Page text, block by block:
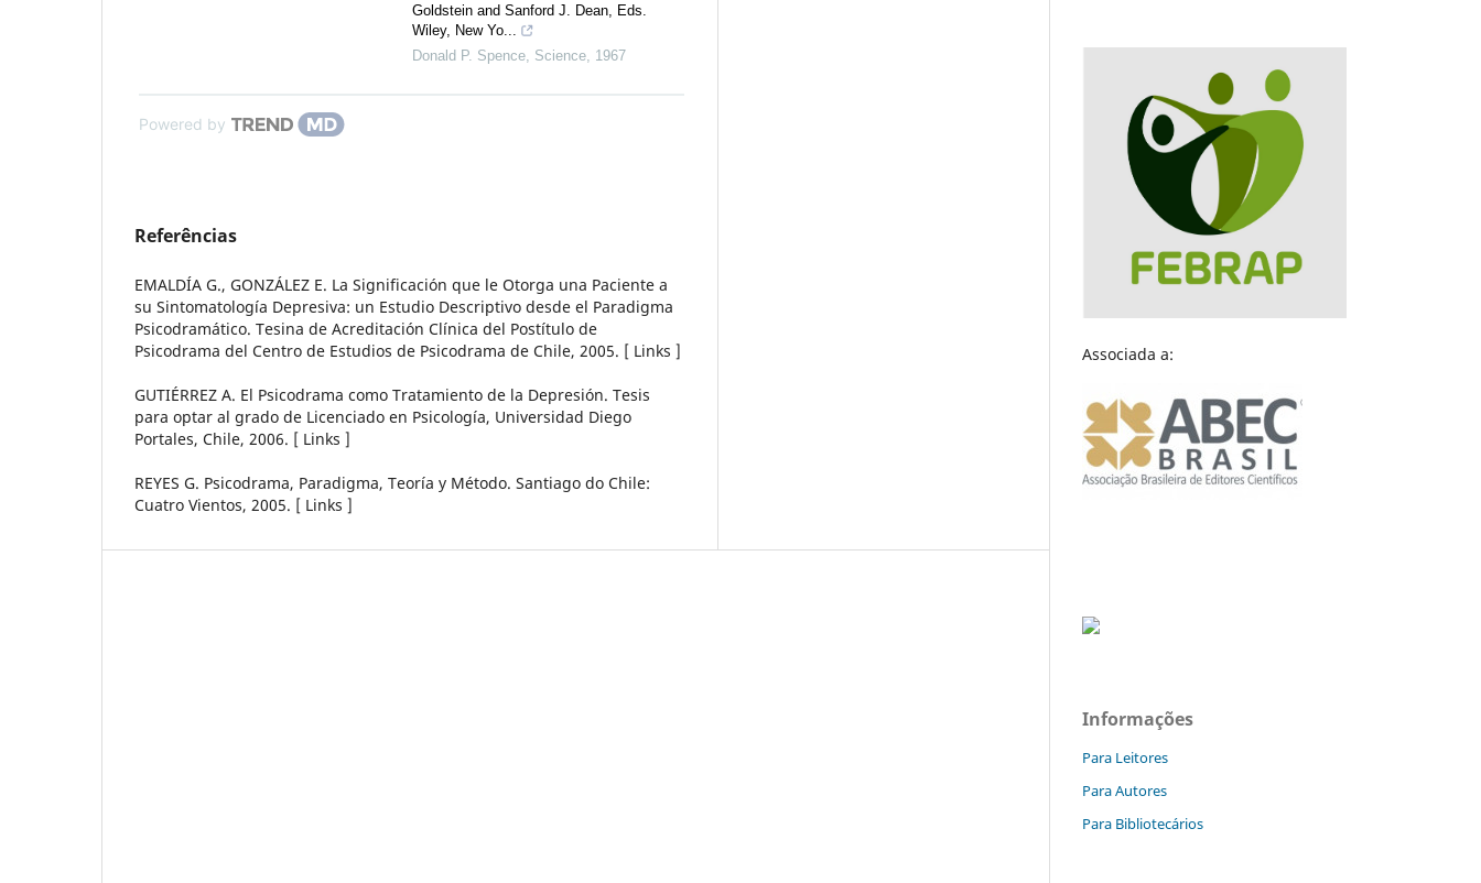
Goldstein and Sanford J. Dean, Eds.
Wiley, New Yo...
Donald P. Spence, Science, 1967
Powered by
Referências
EMALDÍA G., GONZÁLEZ E. La Significación que le Otorga una Paciente a
su Sintomatología Depresiva: un Estudio Descriptivo desde el Paradigma
Psicodramático. Tesina de Acreditación Clínica del Postítulo de
Psicodrama del Centro de Estudios de Psicodrama de Chile, 2005. [ Links ]
GUTIÉRREZ A. El Psicodrama como Tratamiento de la Depresión. Tesis
para optar al grado de Licenciado en Psicología, Universidad Diego
Portales, Chile, 2006. [ Links ]
REYES G. Psicodrama, Paradigma, Teoría y Método. Santiago do Chile:
Cuatro Vientos, 2005. [ Links ]
Associada a:
Informações
Para Leitores
Para Autores
Para Bibliotecários